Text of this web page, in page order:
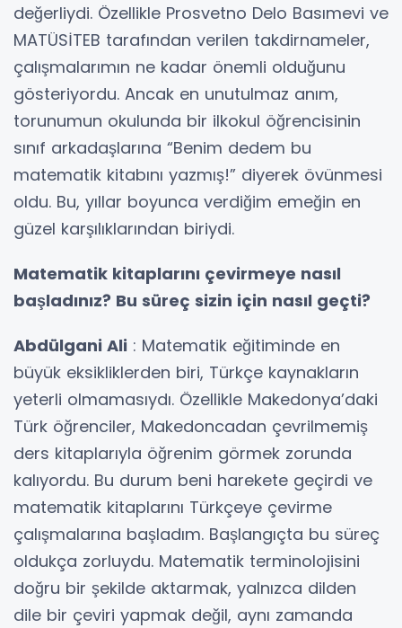
değerliydi. Özellikle Prosvetno Delo Basımevi ve
MATÜSİTEB tarafından verilen takdirnameler,
çalışmalarımın ne kadar önemli olduğunu
gösteriyordu. Ancak en unutulmaz anım,
torunumun okulunda bir ilkokul öğrencisinin
sınıf arkadaşlarına “Benim dedem bu
matematik kitabını yazmış!” diyerek övünmesi
oldu. Bu, yıllar boyunca verdiğim emeğin en
güzel karşılıklarından biriydi.
Matematik kitaplarını çevirmeye nasıl
başladınız? Bu süreç sizin için nasıl geçti?
Abdülgani Ali : Matematik eğitiminde en
büyük eksikliklerden biri, Türkçe kaynakların
yeterli olmamasıydı. Özellikle Makedonya’daki
Türk öğrenciler, Makedoncadan çevrilmemiş
ders kitaplarıyla öğrenim görmek zorunda
kalıyordu. Bu durum beni harekete geçirdi ve
matematik kitaplarını Türkçeye çevirme
çalışmalarına başladım. Başlangıçta bu süreç
oldukça zorluydu. Matematik terminolojisini
doğru bir şekilde aktarmak, yalnızca dilden
dile bir çeviri yapmak değil, aynı zamanda